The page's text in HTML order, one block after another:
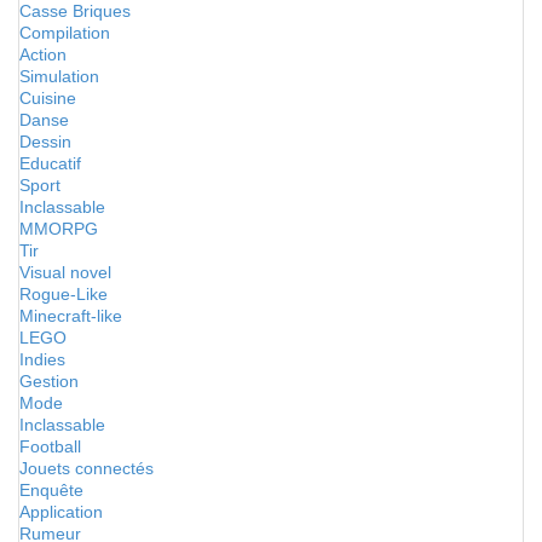
Casse Briques
Compilation
Action
Simulation
Cuisine
Danse
Dessin
Educatif
Sport
Inclassable
MMORPG
Tir
Visual novel
Rogue-Like
Minecraft-like
LEGO
Indies
Gestion
Mode
Inclassable
Football
Jouets connectés
Enquête
Application
Rumeur